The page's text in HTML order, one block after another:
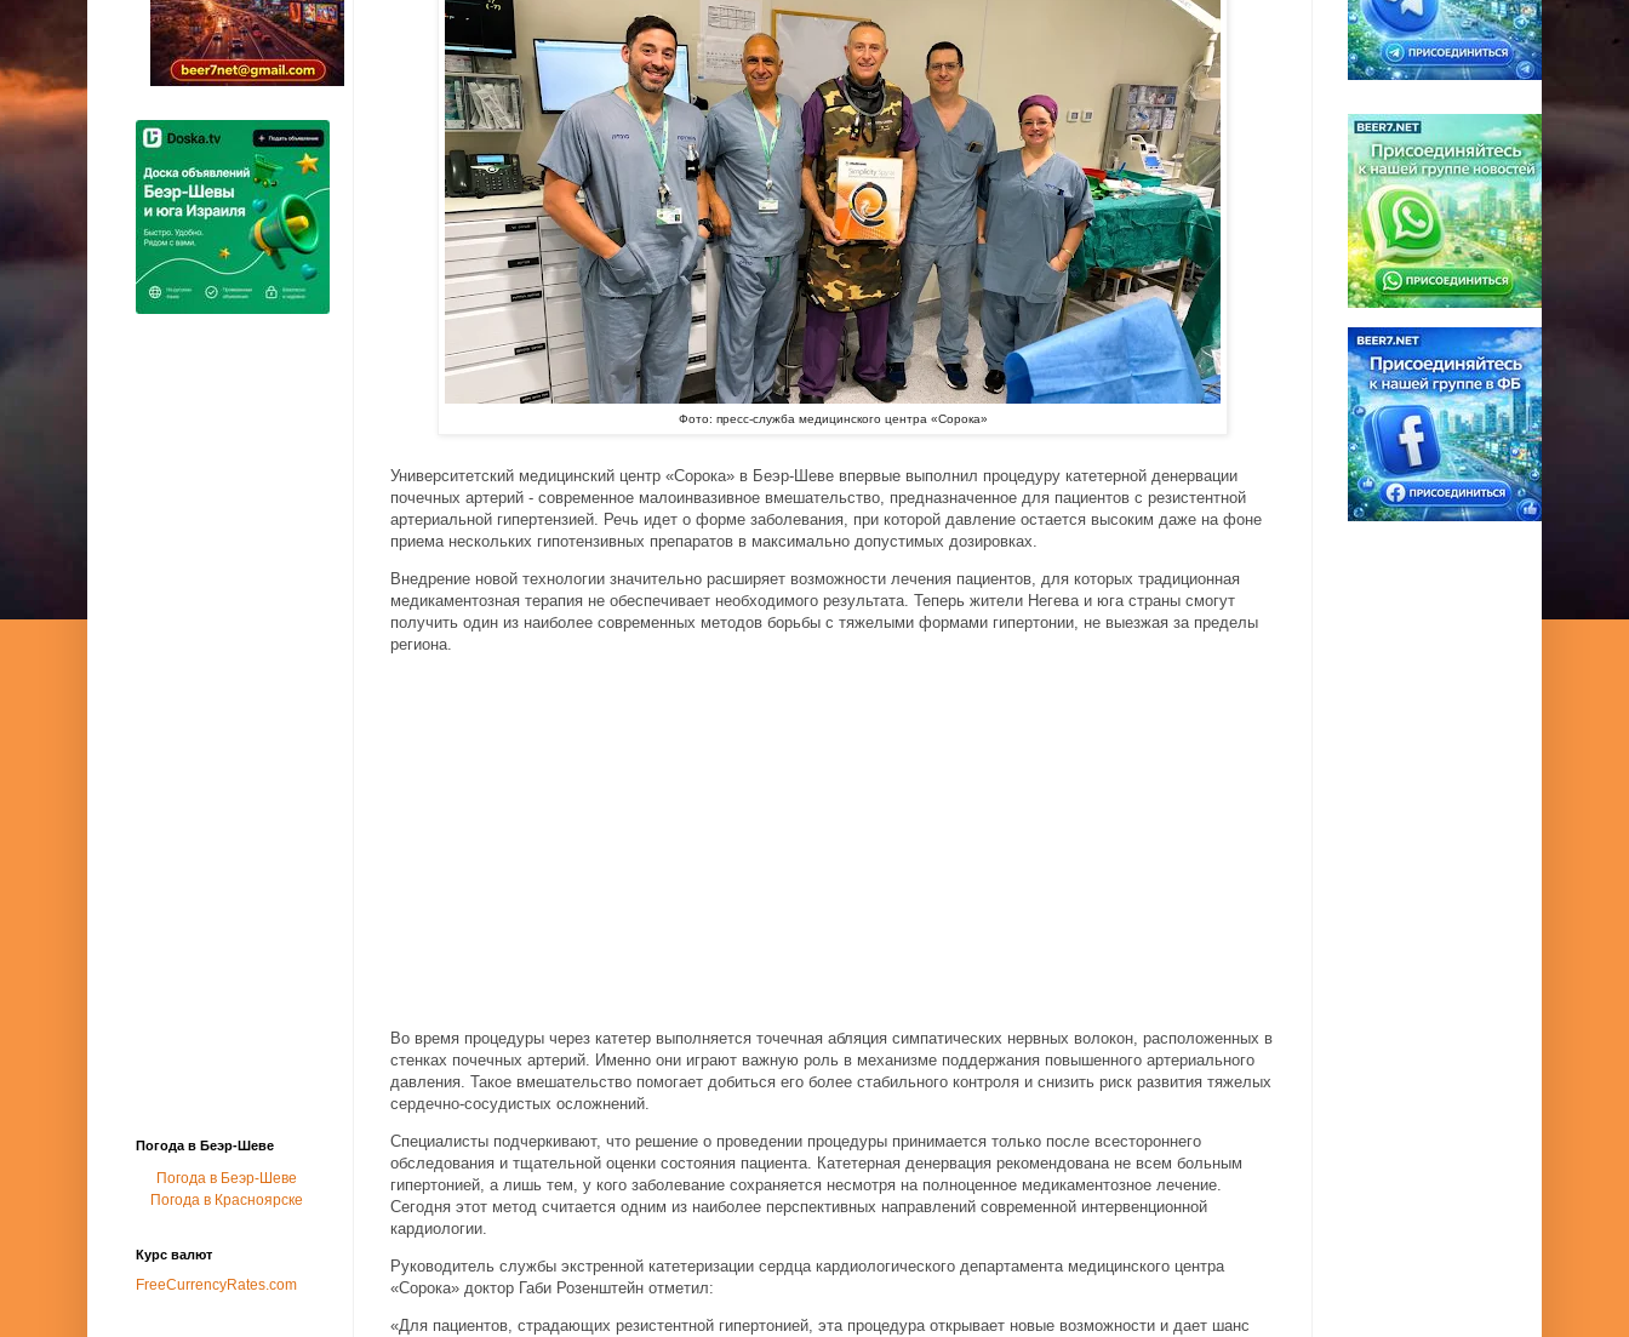
Фото: пресс-служба медицинского центра «Сорока»
Университетский медицинский центр «Сорока» в Беэр-Шеве впервые выполнил процедуру катетерной денервации
почечных артерий - современное малоинвазивное вмешательство, предназначенное для пациентов с резистентной
артериальной гипертензией. Речь идет о форме заболевания, при которой давление остается высоким даже на фоне
приема нескольких гипотензивных препаратов в максимально допустимых дозировках.
Внедрение новой технологии значительно расширяет возможности лечения пациентов, для которых традиционная
медикаментозная терапия не обеспечивает необходимого результата. Теперь жители Негева и юга страны смогут
получить один из наиболее современных методов борьбы с тяжелыми формами гипертонии, не выезжая за пределы
региона.
Во время процедуры через катетер выполняется точечная абляция симпатических нервных волокон, расположенных в
стенках почечных артерий. Именно они играют важную роль в механизме поддержания повышенного артериального
давления. Такое вмешательство помогает добиться его более стабильного контроля и снизить риск развития тяжелых
сердечно-сосудистых осложнений.
Специалисты подчеркивают, что решение о проведении процедуры принимается только после всестороннего
обследования и тщательной оценки состояния пациента. Катетерная денервация рекомендована не всем больным
гипертонией, а лишь тем, у кого заболевание сохраняется несмотря на полноценное медикаментозное лечение.
Сегодня этот метод считается одним из наиболее перспективных направлений современной интервенционной
кардиологии.
Руководитель службы экстренной катетеризации сердца кардиологического департамента медицинского центра
«Сорока» доктор Габи Розенштейн отметил:
«Для пациентов, страдающих резистентной гипертонией, эта процедура открывает новые возможности и дает шанс
Погода в Беэр-Шеве
Погода в Беэр-Шеве
Погода в Красноярске
Курс валют
FreeCurrencyRates.com